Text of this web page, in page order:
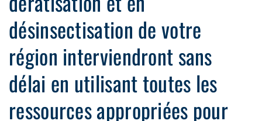
désinsectisation de votre
région interviendront sans
délai en utilisant toutes les
ressources appropriées pour